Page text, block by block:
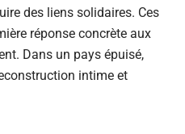
des liens solidaires. Ces
réponse concrète aux
Dans un pays épuisé,
intime et